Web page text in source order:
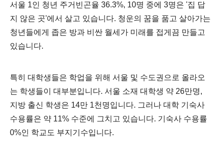
서울 1인 청년 주거빈곤율 36.3%, 10명 중에 3명은 '집 답
지 않은 곳'에서 살고 있습니다. 청운의 꿈을 품고 살아가는
청년들에게 좁은 방과 비싼 월세가 미래를 접게끔 만들고
있습니다.
특히 대학생들은 학업을 위해 서울 및 수도권으로 올라오
는 학생들이 대부분입니다. 서울 소재 대학생 약 26만명,
지방 출신 학생은 14만 1천명입니다. 그러나 대학 기숙사
수용률은 약 11% 수준에 그치고 있습니다. 기숙사 수용률
0%인 학교도 부지기수입니다.